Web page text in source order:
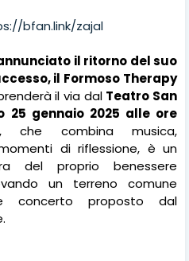
bfan.link/zajal
il ritorno del suo
il Formoso Therapy
il via dal Teatro San
25 gennaio 2025 alle ore
che combina musica,
di riflessione, è un
del proprio benessere
un terreno comune
concerto proposto dal